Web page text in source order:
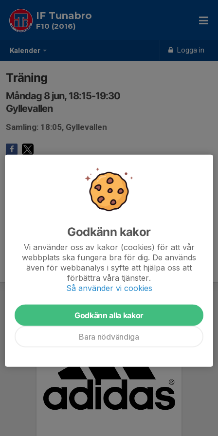
Kalender Logga in
IF Tunabro
F10 (2016)
Träning
Måndag 8 jun, 18:15-19:30
Gyllevallen
Samling: 18:05, Gyllevallen
Godkänn kakor
Vi använder oss av kakor (cookies) för att vår
webbplats ska fungera bra för dig. De används
även för webbanalys i syfte att hjälpa oss att
förbättra våra tjänster.
Så använder vi cookies
Godkänn alla kakor
Bara nödvändiga